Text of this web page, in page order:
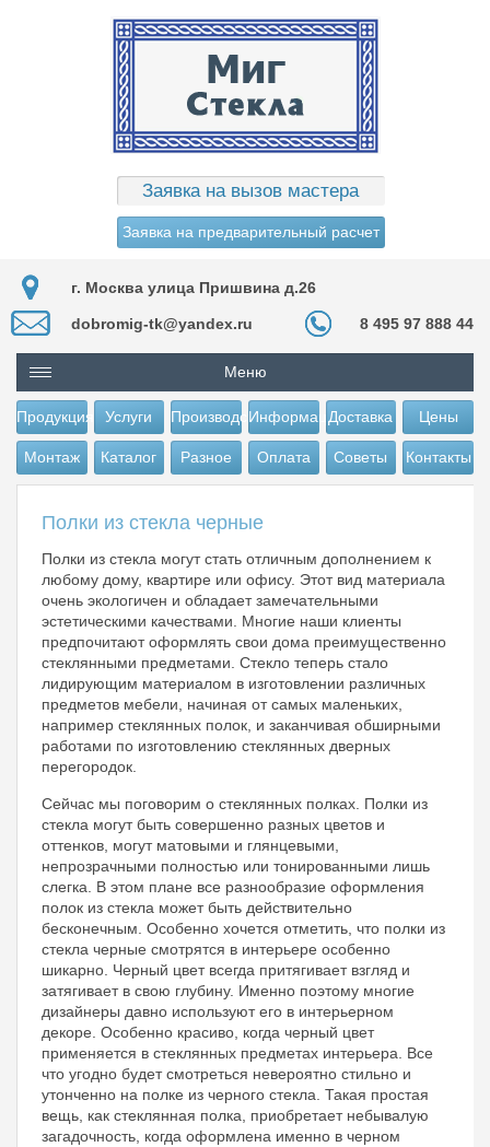
Заявка на вызов мастера
Заявка на предварительный расчет
г. Москва улица Пришвина д.26
dobromig-tk@yandex.ru 8 495 97 888 44
Меню
Продукция Услуги ПроизводствоИнформацияДоставка Цены
Монтаж Каталог Разное Оплата Советы Контакты
Полки из стекла черные
Полки из стекла могут стать отличным дополнением к
любому дому, квартире или офису. Этот вид материала
очень экологичен и обладает замечательными
эстетическими качествами. Многие наши клиенты
предпочитают оформлять свои дома преимущественно
стеклянными предметами. Стекло теперь стало
лидирующим материалом в изготовлении различных
предметов мебели, начиная от самых маленьких,
например стеклянных полок, и заканчивая обширными
работами по изготовлению стеклянных дверных
перегородок.
Сейчас мы поговорим о стеклянных полках. Полки из
стекла могут быть совершенно разных цветов и
оттенков, могут матовыми и глянцевыми,
непрозрачными полностью или тонированными лишь
слегка. В этом плане все разнообразие оформления
полок из стекла может быть действительно
бесконечным. Особенно хочется отметить, что полки из
стекла черные смотрятся в интерьере особенно
шикарно. Черный цвет всегда притягивает взгляд и
затягивает в свою глубину. Именно поэтому многие
дизайнеры давно используют его в интерьерном
декоре. Особенно красиво, когда черный цвет
применяется в стеклянных предметах интерьера. Все
что угодно будет смотреться невероятно стильно и
утонченно на полке из черного стекла. Такая простая
вещь, как стеклянная полка, приобретает небывалую
загадочность, когда оформлена именно в черном